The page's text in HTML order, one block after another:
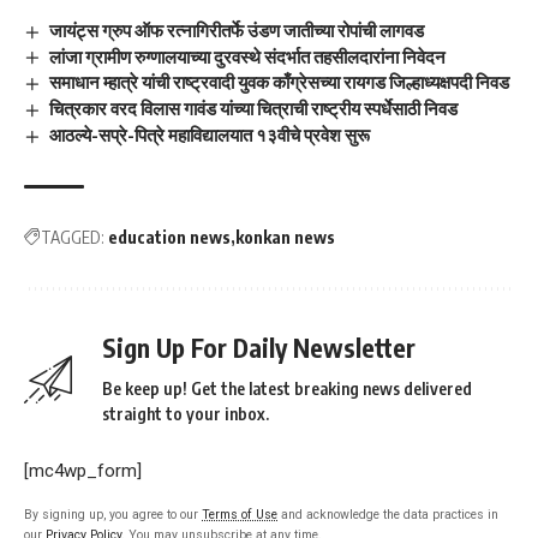
जायंट्स ग्रुप ऑफ रत्नागिरीतर्फे उंडण जातीच्या रोपांची लागवड
लांजा ग्रामीण रुग्णालयाच्या दुरवस्थे संदर्भात तहसीलदारांना निवेदन
समाधान म्हात्रे यांची राष्ट्रवादी युवक काँग्रेसच्या रायगड जिल्हाध्यक्षपदी निवड
चित्रकार वरद विलास गावंड यांच्या चित्राची राष्ट्रीय स्पर्धेसाठी निवड
आठल्ये-सप्रे-पित्रे महाविद्यालयात १३वीचे प्रवेश सुरू
TAGGED: education news konkan news
Sign Up For Daily Newsletter
Be keep up! Get the latest breaking news delivered
straight to your inbox.
[mc4wp_form]
By signing up, you agree to our Terms of Use and acknowledge the data practices in